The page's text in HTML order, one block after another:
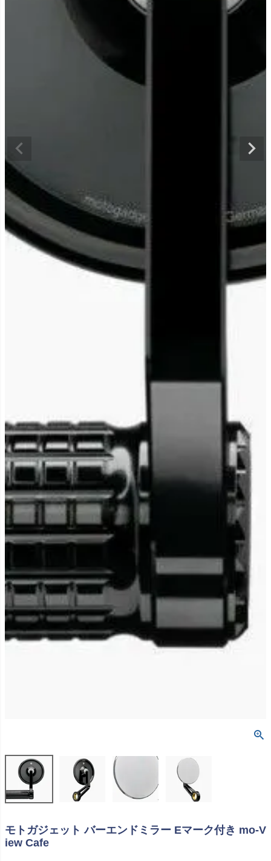
モトガジェット バーエンドミラー Eマーク付き mo-V
iew Cafe